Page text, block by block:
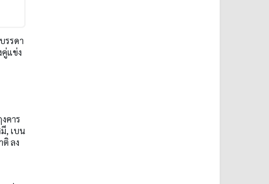
รรดา
แข่ง
คาร
, เบน
ติ ลง